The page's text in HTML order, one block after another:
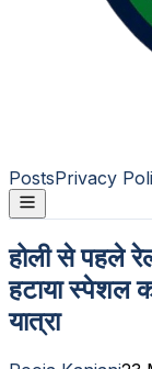
PostsPrivacy
होली से पहले
हटाया स्पेशल
यात्रा